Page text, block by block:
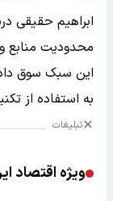
ابراهیم حقیقی
محدودیت منابع
این سبک سوق
به استفاده از
تبلیغات
ویژه اقتصاد